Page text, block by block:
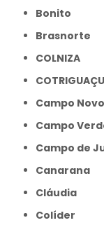
Bonito
Brasnorte
COLNIZA
COTRIGUAÇU
Campo
Campo
Campo de
Canarana
Cláudia
Colíder